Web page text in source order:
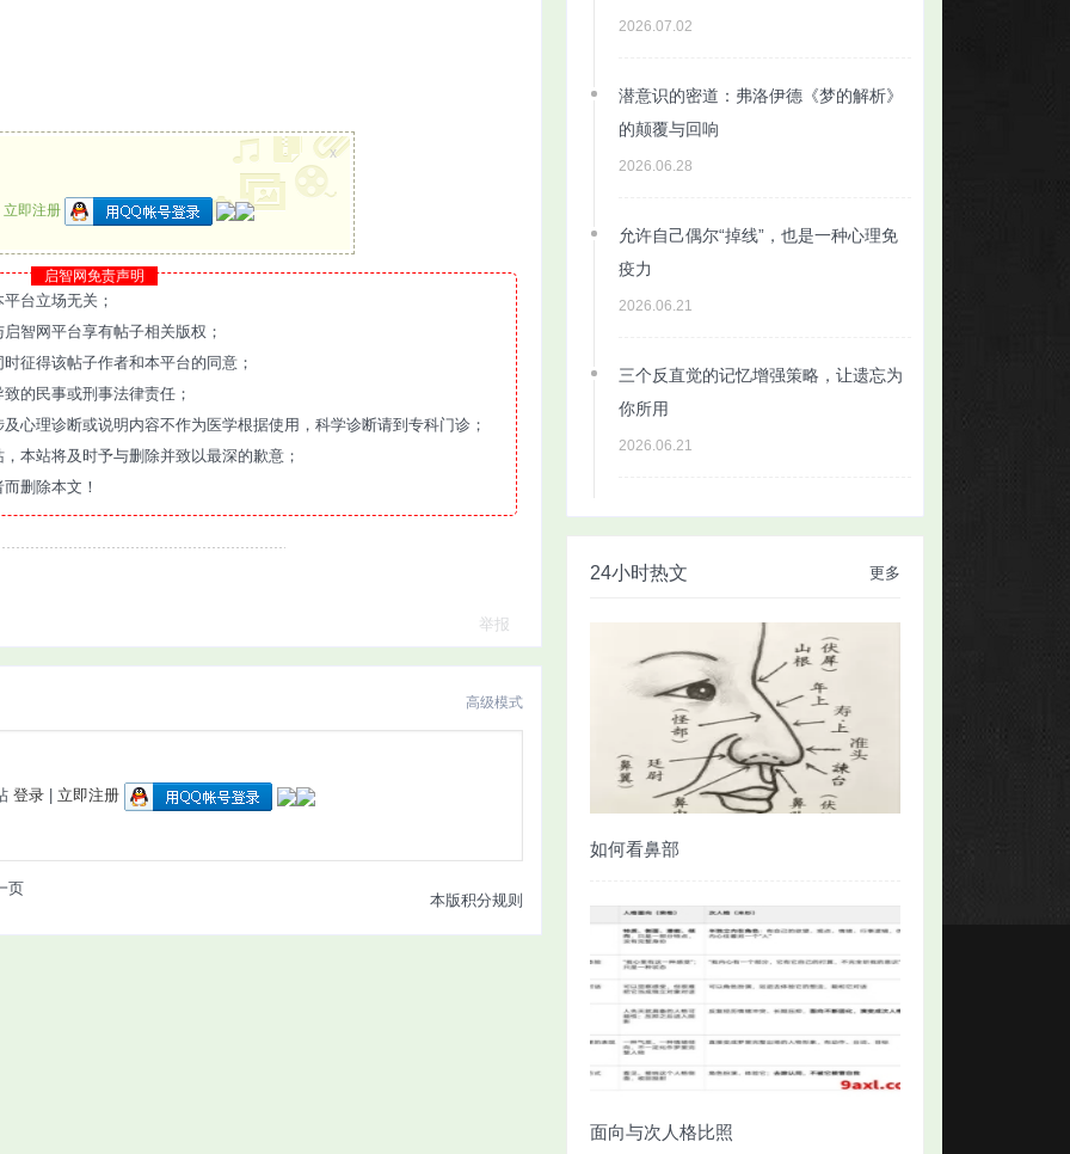
2026.07.02
潜意识的密道：弗洛伊德《梦的解析》
的颠覆与回响
2026.06.28
允许自己偶尔“掉线”，也是一种心理免
疫力
2026.06.21
三个反直觉的记忆增强策略，让遗忘为
你所用
2026.06.21
更多
24小时热文
如何看鼻部
面向与次人格比照
立即注册
x
启智网免责声明
台立场无关；
智网平台享有帖子相关版权；
征得该帖子作者和本平台的同意；
的民事或刑事法律责任；
心理诊断或说明内容不作为医学根据使用，科学诊断请到专科门诊；
本站将及时予与删除并致以最深的歉意；
删除本文！
举报
高级模式
登录 立即注册
本版积分规则
页